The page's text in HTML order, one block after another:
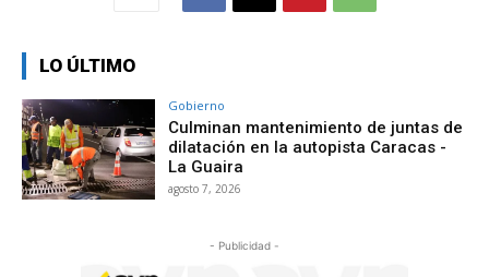
LO ÚLTIMO
Gobierno
Culminan mantenimiento de juntas de
dilatación en la autopista Caracas -
La Guaira
agosto 7, 2026
- Publicidad -